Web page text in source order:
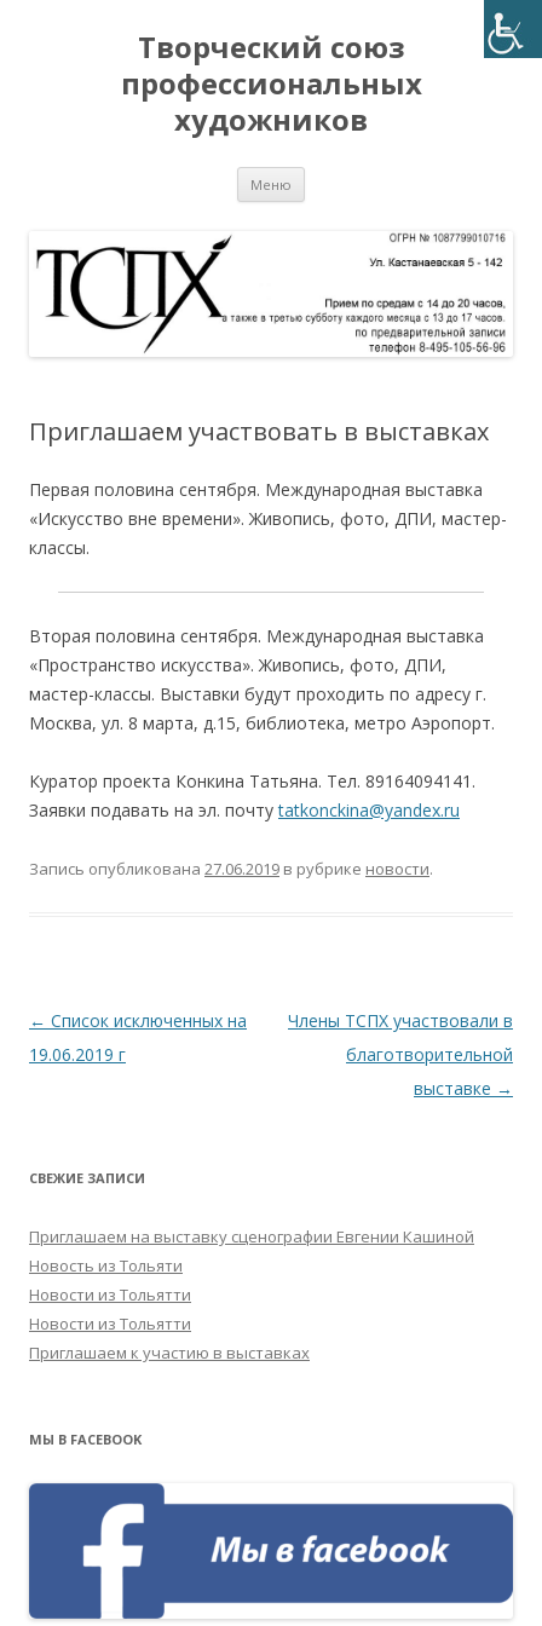
Творческий союз
профессиональных
художников
Меню
Приглашаем участвовать в выставках
Первая половина сентября. Международная выставка
«Искусство вне времени». Живопись, фото, ДПИ, мастер-
классы.
Вторая половина сентября. Международная выставка
«Пространство искусства». Живопись, фото, ДПИ,
мастер-классы. Выставки будут проходить по адресу г.
Москва, ул. 8 марта, д.15, библиотека, метро Аэропорт.
Куратор проекта Конкина Татьяна. Тел. 89164094141.
Заявки подавать на эл. почтуtatkonckina@yandex.ru
Запись опубликована 27.06.2019 в рубрике новости.
Навигация
по
← Список исключенных на
19.06.2019 г
Члены ТСПХ участвовали в
благотворительной
выставке →
СВЕЖИЕ ЗАПИСИ
Приглашаем на выставку сценографии Евгении Кашиной
Новость из Тольяти
Новости из Тольятти
Новости из Тольятти
Приглашаем к участию в выставках
МЫ В FACEBOOK